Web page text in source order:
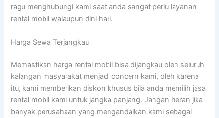
ragu menghubungi kami saat anda sangat perlu layanan
rental mobil walaupun dini hari.
Harga Sewa Terjangkau
Memastikan harga rental mobil bisa dijangkau oleh seluruh
kalangan masyarakat menjadi concern kami, oleh karena
itu, kami memberikan diskon khusus bila anda memilih jasa
rental mobil kami untuk jangka panjang. Jangan heran jika
banyak perusahaan yang mengandalkan kami sebagai